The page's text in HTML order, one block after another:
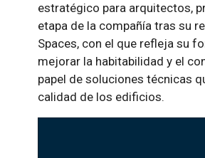
estratégico para arquitectos,
etapa de la compañía tras su
Spaces, con el que refleja su
mejorar la habitabilidad y el
papel de soluciones técnicas
calidad de los edificios.